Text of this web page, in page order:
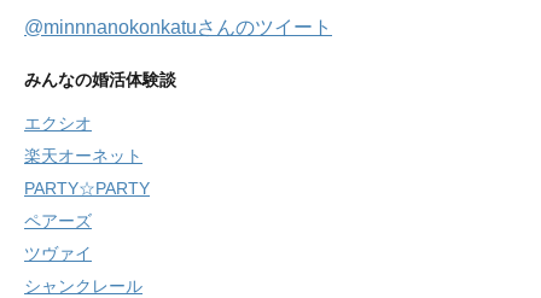
@minnnanokonkatuさんのツイート
みんなの婚活体験談
エクシオ
楽天オーネット
PARTY☆PARTY
ペアーズ
ツヴァイ
シャンクレール